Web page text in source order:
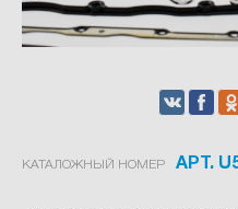
КАТАЛОЖНЫЙ НОМЕР АРТ.